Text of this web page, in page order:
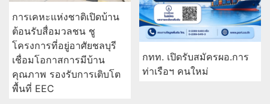
การเคหะแห่งชาติเปิดบ้าน
ต้อนรับสื่อมวลชน ชู
โครงการที่อยู่อาศัยชลบุรี
เชื่อมโอกาสการมีบ้าน
คุณภาพ รองรับการเติบโต
พื้นที่ EEC
กทท. เปิดรับสมัครผอ.การ
ท่าเรือฯ คนใหม่